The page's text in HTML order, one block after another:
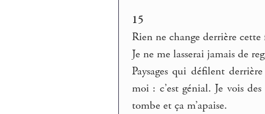
15
Rien ne change derrière
Je ne me lasserai jamais de
Paysages qui défilent
moi : c’est génial. Je vois
tombe et ça m’apaise.